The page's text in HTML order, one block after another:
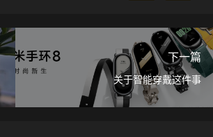
下一篇
关于智能穿戴这件事